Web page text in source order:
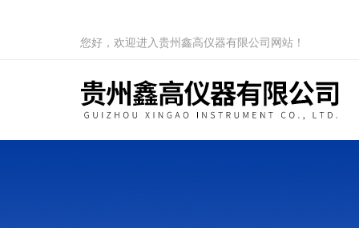
您好，欢迎进入贵州鑫高仪器有限公司网站！